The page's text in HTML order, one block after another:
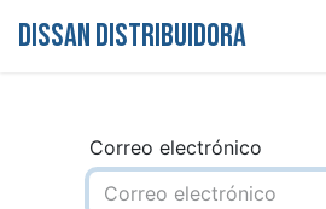
DISSAN DISTRIBUIDORA
Correo electrónico